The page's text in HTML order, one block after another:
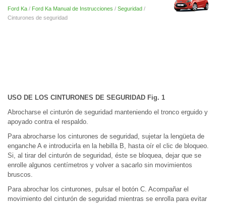
Ford Ka / Ford Ka Manual de Instrucciones / Seguridad /
Cinturones de seguridad
USO DE LOS CINTURONES DE SEGURIDAD Fig. 1
Abrocharse el cinturón de seguridad manteniendo el tronco erguido y
apoyado contra el respaldo.
Para abrocharse los cinturones de seguridad, sujetar la lengüeta de
enganche A e introducirla en la hebilla B, hasta oír el clic de bloqueo.
Si, al tirar del cinturón de seguridad, éste se bloquea, dejar que se
enrolle algunos centímetros y volver a sacarlo sin movimientos
bruscos.
Para abrochar los cinturones, pulsar el botón C. Acompañar el
movimiento del cinturón de seguridad mientras se enrolla para evitar